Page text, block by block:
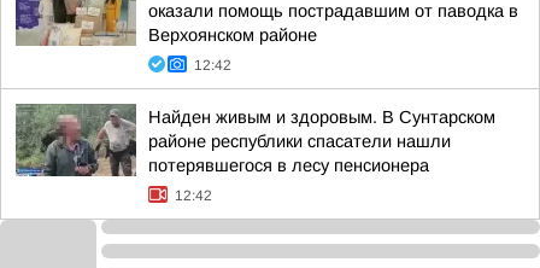
оказали помощь пострадавшим от паводка в
Верхоянском районе
12:42
Найден живым и здоровым. В Сунтарском
районе республики спасатели нашли
потерявшегося в лесу пенсионера
12:42